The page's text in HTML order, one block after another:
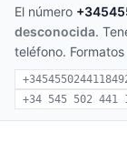
El número
desconocida.
teléfono.
+34 545 502 441